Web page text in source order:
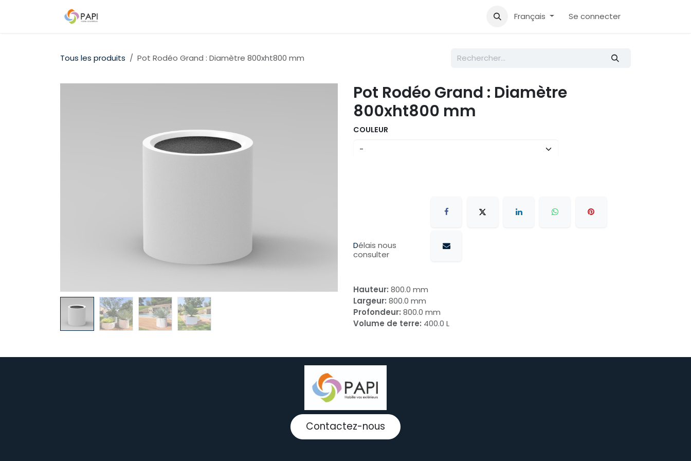
AideFrançais Se connecter
Tous les produits Pot Rodéo Grand : Diamètre 800xht800 mm
Pot Rodéo Grand : Diamètre
800xht800 mm
COULEUR
Délais nous
consulter
Hauteur: 800.0 mm
Largeur: 800.0 mm
Profondeur: 800.0 mm
Volume de terre: 400.0 L
Contactez-nous